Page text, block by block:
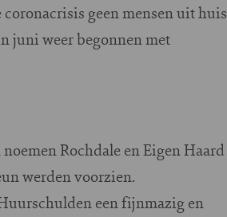
geen mensen uit huis
juni weer begonnen met
Rochdale en Eigen Haard
werden voorzien.
een fijnmazig en